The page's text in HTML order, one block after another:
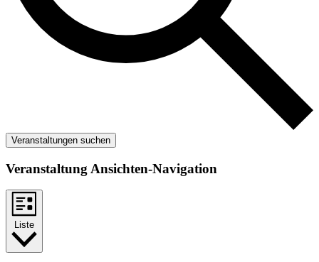
Veranstaltungen suchen
Veranstaltung Ansichten-Navigation
Liste